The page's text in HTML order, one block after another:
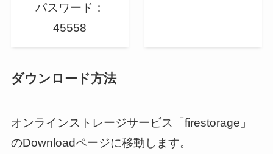
パスワード：
45558
ダウンロード方法
オンラインストレージサービス「firestorage」
のDownloadページに移動します。